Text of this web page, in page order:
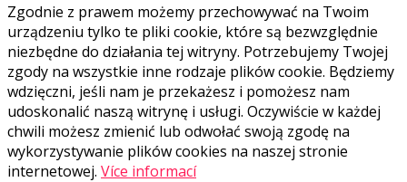
Zgodnie z prawem możemy przechowywać na Twoim
urządzeniu tylko te pliki cookie, które są bezwzględnie
niezbędne do działania tej witryny. Potrzebujemy Twojej
zgody na wszystkie inne rodzaje plików cookie. Będziemy
wdzięczni, jeśli nam je przekażesz i pomożesz nam
udoskonalić naszą witrynę i usługi. Oczywiście w każdej
chwili możesz zmienić lub odwołać swoją zgodę na
wykorzystywanie plików cookies na naszej stronie
internetowej. Více informací